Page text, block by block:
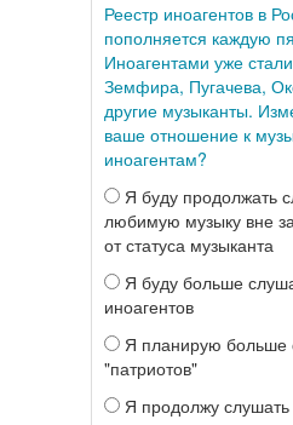
Реестр иноагентов в
пополняется каждую
Иноагентами уже
Земфира, Пугачева,
другие музыканты.
ваше отношение к
иноагентам?
Я буду продолжать
любимую музыку вне
от статуса музыканта
Я буду больше
иноагентов
Я планирую больше
"патриотов"
Я продолжу слушать